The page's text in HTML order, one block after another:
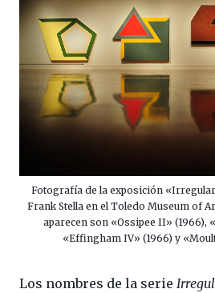
Fotografía de la exposición
Frank Stella en el Toledo Museum of
aparecen son «Ossipee II» (1966),
«Effingham IV» (1966) y
Los nombres de la serie